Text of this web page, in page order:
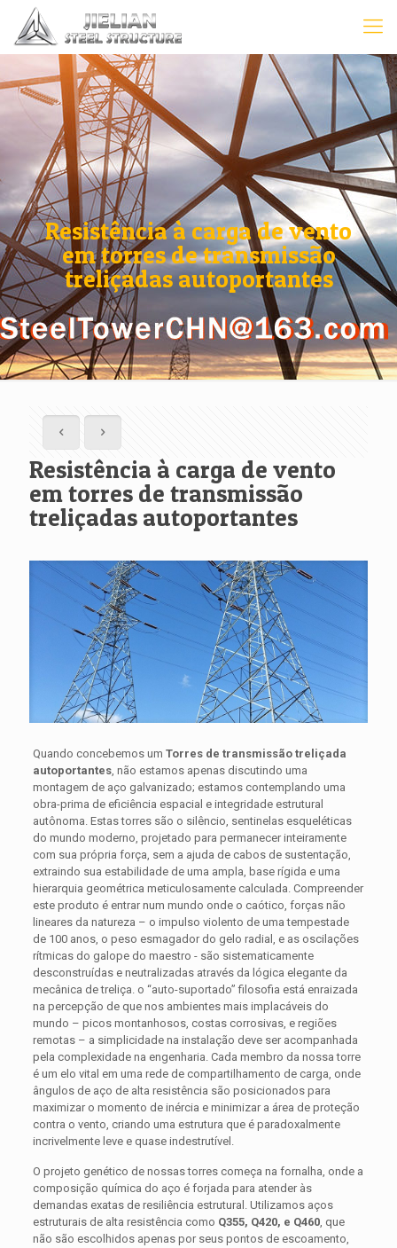
Resistência à carga de vento
em torres de transmissão
treliçadas autoportantes
Resistência à carga de vento
em torres de transmissão
treliçadas autoportantes
Quando concebemos um Torres de transmissão treliçada
autoportantes, não estamos apenas discutindo uma
montagem de aço galvanizado; estamos contemplando uma
obra-prima de eficiência espacial e integridade estrutural
autônoma. Estas torres são o silêncio, sentinelas esqueléticas
do mundo moderno, projetado para permanecer inteiramente
com sua própria força, sem a ajuda de cabos de sustentação,
extraindo sua estabilidade de uma ampla, base rígida e uma
hierarquia geométrica meticulosamente calculada. Compreender
este produto é entrar num mundo onde o caótico, forças não
lineares da natureza – o impulso violento de uma tempestade
de 100 anos, o peso esmagador do gelo radial, e as oscilações
rítmicas do galope do maestro - são sistematicamente
desconstruídas e neutralizadas através da lógica elegante da
mecânica de treliça. o “auto-suportado” filosofia está enraizada
na percepção de que nos ambientes mais implacáveis ​​do
mundo – picos montanhosos, costas corrosivas, e regiões
remotas – a simplicidade na instalação deve ser acompanhada
pela complexidade na engenharia. Cada membro da nossa torre
é um elo vital em uma rede de compartilhamento de carga, onde
ângulos de aço de alta resistência são posicionados para
maximizar o momento de inércia e minimizar a área de proteção
contra o vento, criando uma estrutura que é paradoxalmente
incrivelmente leve e quase indestrutível.
O projeto genético de nossas torres começa na fornalha, onde a
composição química do aço é forjada para atender às
demandas exatas de resiliência estrutural. Utilizamos aços
estruturais de alta resistência como Q355, Q420, e Q460, que
não são escolhidos apenas por seus pontos de escoamento,